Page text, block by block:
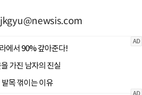
jkgyu@newsis.com